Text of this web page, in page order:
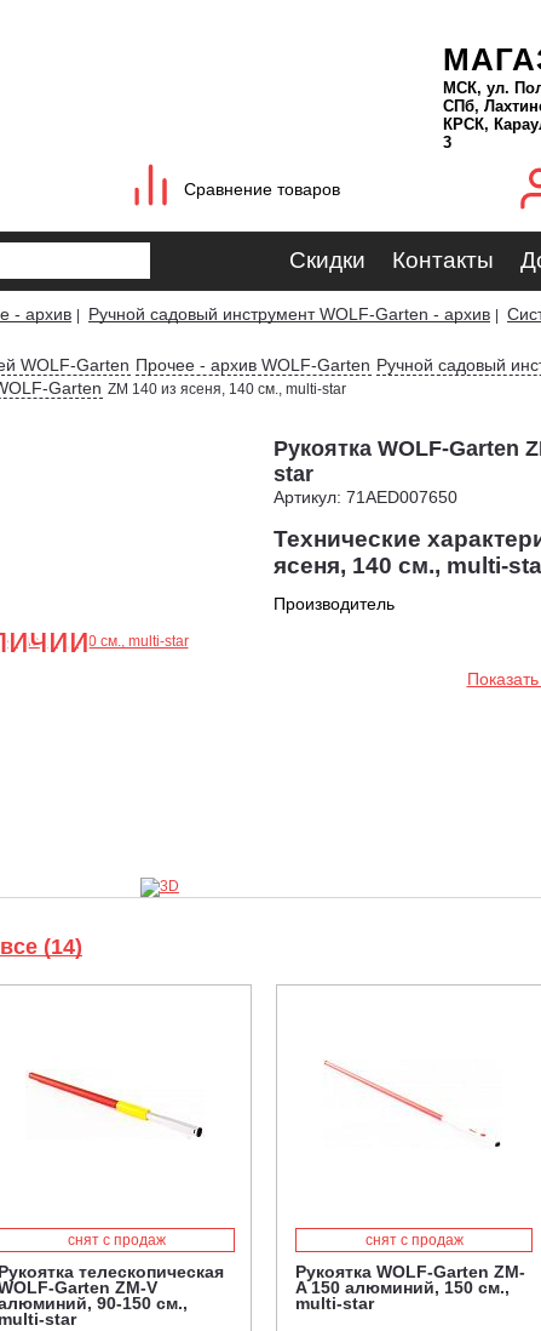
МСК, ул.
СПб,
КРСК,
3
Сравнение товаров
Скидки Контакты
- архив Ручной садовый инструмент WOLF-Garten - архив
WOLF-Garten Прочее - архив WOLF-Garten Ручной садовый
Garten ZM 140 из ясеня, 140 см., multi-star
Рукоятка WOLF-Garten
star
Артикул: 71AED007650
Технические
ясеня, 140 см., multi-
Производитель
(14)
снят с продаж
Рукоятка телескопическая
Garten ZM-V
90-150 см.,
multi-star
снят с продаж
Рукоятка WOLF-Garten ZM-
A 150 алюминий, 150 см.,
multi-star